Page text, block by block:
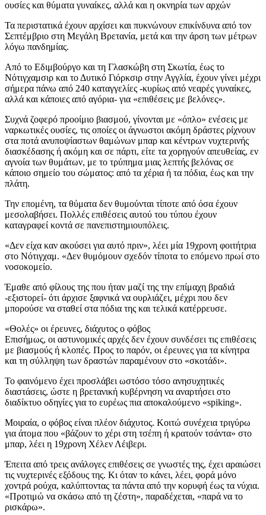
ουσίες και θύματα γυναίκες, αλλά και η οκνηρία των αρχών
Τα περιστατικά έχουν αρχίσει και πυκνώνουν επικίνδυνα από τον
Σεπτέμβριο στη Μεγάλη Βρετανία, μετά και την άρση των μέτρων
λόγω πανδημίας.
Από το Εδιμβούργο και τη Γλασκώβη στη Σκωτία, έως το
Νότιγχαμσιρ και το Δυτικό Γιόρκσιρ στην Αγγλία, έχουν γίνει μέχρι
σήμερα πάνω από 240 καταγγελίες -κυρίως από νεαρές γυναίκες,
αλλά και κάποιες από αγόρια- για «επιθέσεις με βελόνες».
Συχνά ζοφερό προοίμιο βιασμού, γίνονται με «όπλο» ενέσεις με
ναρκωτικές ουσίες, τις οποίες οι άγνωστοι ακόμη δράστες ρίχνουν
στα ποτά ανυποψίαστων θαμώνων μπαρ και κέντρων νυχτερινής
διασκέδασης ή ακόμη και σε πάρτι, είτε τα χορηγούν απευθείας, εν
αγνοία των θυμάτων, με το τρύπημα μιας λεπτής βελόνας σε
κάποιο σημείο του σώματος: από τα χέρια ή τα πόδια, έως και την
πλάτη.
Την επομένη, τα θύματα δεν θυμούνται τίποτε από όσα έχουν
μεσολαβήσει. Πολλές επιθέσεις αυτού του τύπου έχουν
καταγραφεί κοντά σε πανεπιστημιουπόλεις.
«Δεν είχα καν ακούσει για αυτό πριν», λέει μία 19χρονη φοιτήτρια
στο Νότιγχαμ. «Δεν θυμόμουν σχεδόν τίποτα το επόμενο πρωί στο
νοσοκομείο.
Έμαθε από φίλους της που ήταν μαζί της την επίμαχη βραδιά
-εξιστορεί- ότι άρχισε ξαφνικά να ουρλιάζει, μέχρι που δεν
μπορούσε να σταθεί στα πόδια της και τελικά κατέρρευσε.
«Θολές» οι έρευνες, διάχυτος ο φόβος
Επισήμως, οι αστυνομικές αρχές δεν έχουν συνδέσει τις επιθέσεις
με βιασμούς ή κλοπές. Προς το παρόν, οι έρευνες για τα κίνητρα
και τη σύλληψη των δραστών παραμένουν στο «σκοτάδι».
Το φαινόμενο έχει προσλάβει ωστόσο τόσο ανησυχητικές
διαστάσεις, ώστε η βρετανική κυβέρνηση να αναρτήσει στο
διαδίκτυο οδηγίες για το ευρέως πια αποκαλούμενο «spiking».
Μοιραία, ο φόβος είναι πλέον διάχυτος. Κοιτώ συνέχεια τριγύρω
για άτομα που «βάζουν το χέρι στη τσέπη ή κρατούν τσάντα» στο
μπαρ, λέει η 19χρονη Χέλεν Λέιβερι.
Έπειτα από τρεις ανάλογες επιθέσεις σε γνωστές της, έχει αραιώσει
τις νυχτερινές εξόδους της. Κι όταν το κάνει, λέει, φορά μόνο
χοντρά ρούχα, καλύπτοντας τα πάντα από την κορυφή έως τα νύχια.
«Προτιμώ να σκάσω από τη ζέστη», παραδέχεται, «παρά να το
ρισκάρω».